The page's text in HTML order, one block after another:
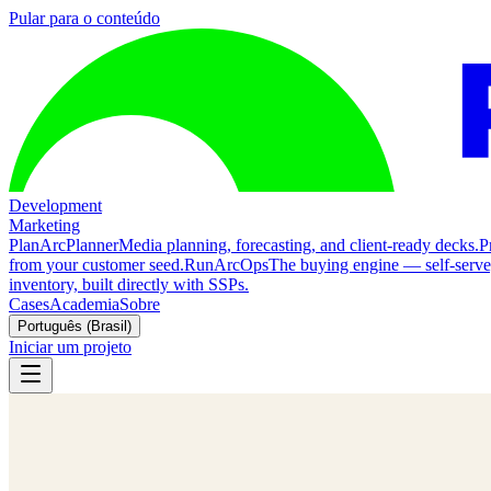
Pular para o conteúdo
Development
Marketing
PlanArcPlannerMedia planning, forecasting, and client-ready decks.
from your customer seed.RunArcOpsThe buying engine — self-
inventory, built directly with SSPs.
CasesAcademiaSobre
Português (Brasil)
Iniciar um projeto